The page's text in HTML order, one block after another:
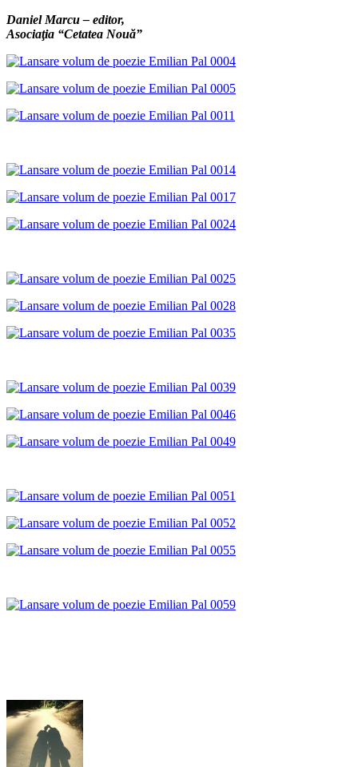
Daniel Marcu – editor,
Asociaţia “Cetatea Nouă”